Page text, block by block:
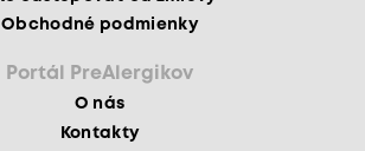
Obchodné podmienky
Portál PreAlergikov
O nás
Kontakty